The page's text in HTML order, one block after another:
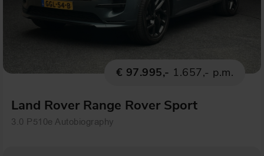
€ 97.995,- 1.657,- p.m.
Land Rover Range Rover Sport
3.0 P510e Autobiography